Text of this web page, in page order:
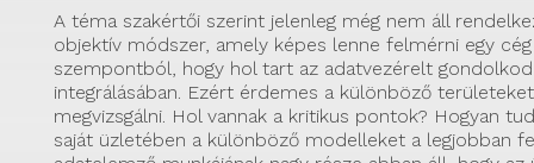
A téma szakértői szerint jelenleg még nem áll
objektív módszer, amely képes lenne felmérni egy
szempontból, hogy hol tart az adatvezérelt
integrálásában. Ezért érdemes a különböző
megvizsgálni. Hol vannak a kritikus pontok? Hogyan
saját üzletében a különböző modelleket a legjobban